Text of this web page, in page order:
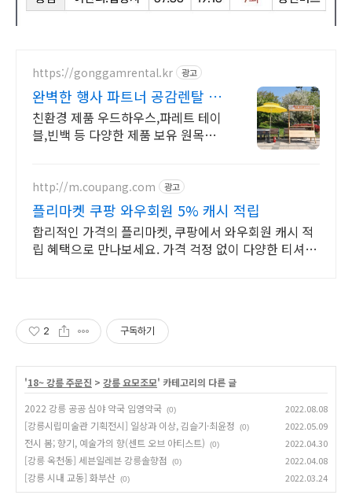
https://gonggamrental.kr 광고
완벽한 행사 파트너 공감렌탈 플
리마켓 행사 제품 렌탈
친환경 제품 우드하우스,파레트 테이
블,빈백 등 다양한 제품 보유 원목행
http://m.coupang.com 광고
플리마켓 쿠팡 와우회원 5% 캐시 적립
합리적인 가격의 플리마켓, 쿠팡에서 와우회원 캐시 적
립 혜택으로 만나보세요. 가격 걱정 없이 다양한 티셔츠
2 구독하기
'18~ 강릉 주문진 > 강릉 요모조모' 카테고리의 다른 글
2022 강릉 공공 심야 약국 임영약국 (0) 2022.08.08
[강릉시립미술관 기획전시] 일상과 이상, 김슬기·최윤정 (0) 2022.05.09
전시 봄; 향기, 예술가의 향(센트 오브 아티스트) (0) 2022.04.30
[강릉 옥천동] 세븐일레븐 강릉솔향점 (0) 2022.04.08
[강릉 시내 교동] 화부산 (0) 2022.03.24